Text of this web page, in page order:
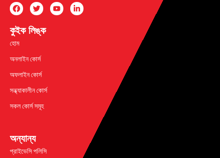
কুইক লিঙ্ক
হোম
অনলাইন কোর্স
অফলাইন কোর্স
সন্ধ্যাকালীন কোর্স
সকল কোর্স সমূহ
অন্যান্য
প্রাইভেসি পলিসি